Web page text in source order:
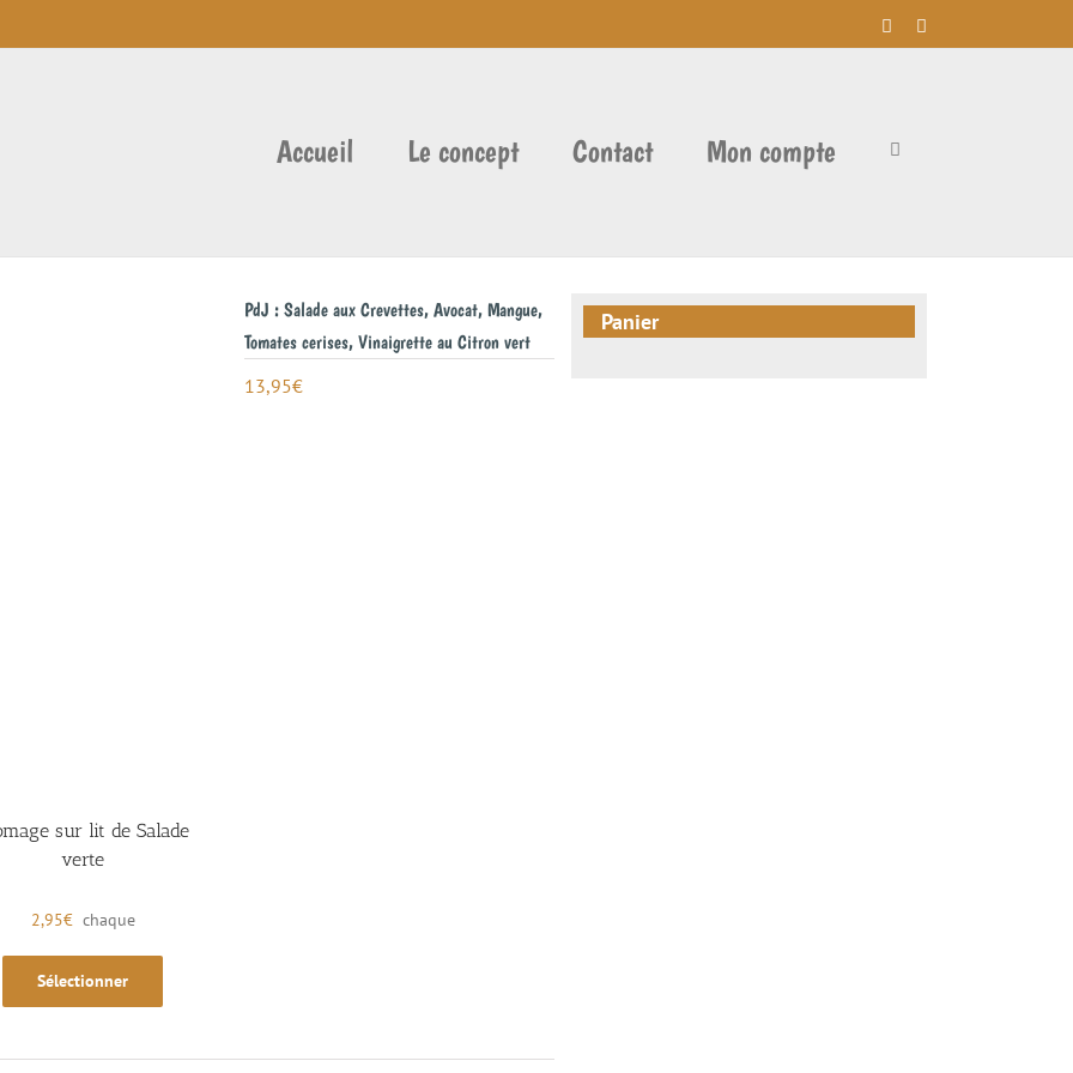
Facebook
Accueil Le concept Contact Mon compte
PdJ : Salade aux Crevettes, Avocat, Mangue,
Tomates cerises, Vinaigrette au Citron vert
13,95€
sur lit de Salade
verte
2,95€ chaque
Sélectionner
Panier